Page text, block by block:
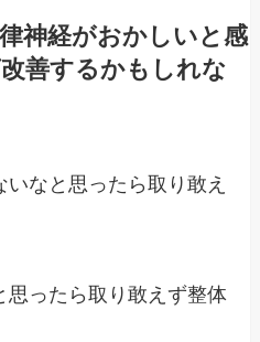
神経がおかしいと感
善するかもしれな
なと思ったら取り敢え
思ったら取り敢えず整体